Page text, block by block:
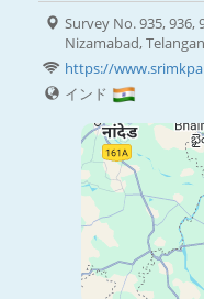
Survey No. 935, 936,
Nizamabad,
https://
インド